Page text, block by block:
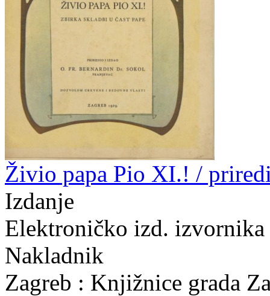
Živio papa Pio XI.! /
Izdanje
Elektroničko izd.
Nakladnik
Zagreb : Knjižnice grada